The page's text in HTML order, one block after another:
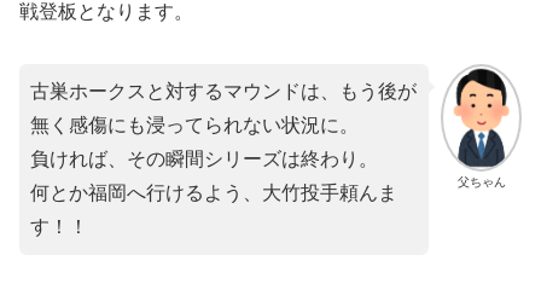
戦登板となります。
父ちゃん
古巣ホークスと対するマウンドは、もう後が
無く感傷にも浸ってられない状況に。
負ければ、その瞬間シリーズは終わり。
何とか福岡へ行けるよう、大竹投手頼んま
す！！